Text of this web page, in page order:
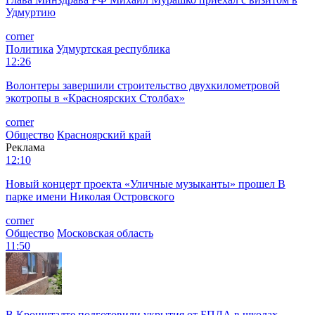
Удмуртию
corner
Политика Удмуртская республика
12:26
Волонтеры завершили строительство двухкилометровой
экотропы в «Красноярских Столбах»
corner
Общество Красноярский край
Реклама
12:10
Новый концерт проекта «Уличные музыканты» прошел В
парке имени Николая Островского
corner
Общество Московская область
11:50